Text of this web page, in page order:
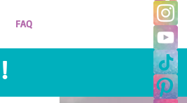
FAQ